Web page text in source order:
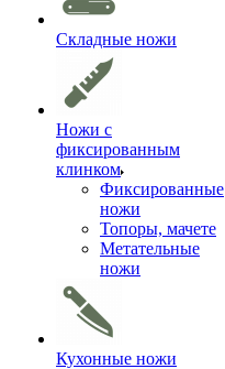
Складные ножи
Ножи с
фиксированным
клинком
Фиксированные
ножи
Топоры, мачете
Метательные
ножи
Кухонные ножи